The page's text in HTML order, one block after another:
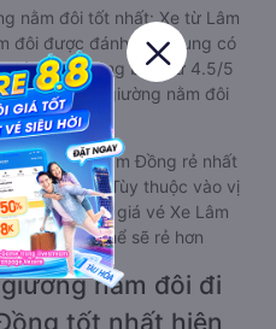
nằm đôi tốt nhất: Xe từ Lâm
đôi được đánh giá chung có
đánh giá trung bình từ 4.5/5
khách Xe giường nằm đôi
Giang từ Lâm Đồng rẻ nhất
Express. Tùy thuộc vào vị
khuyến mãi, giá vé Xe Lâm
đôi này có thể sẽ rẻ hơn
nằm đôi đi
tốt nhất hiện